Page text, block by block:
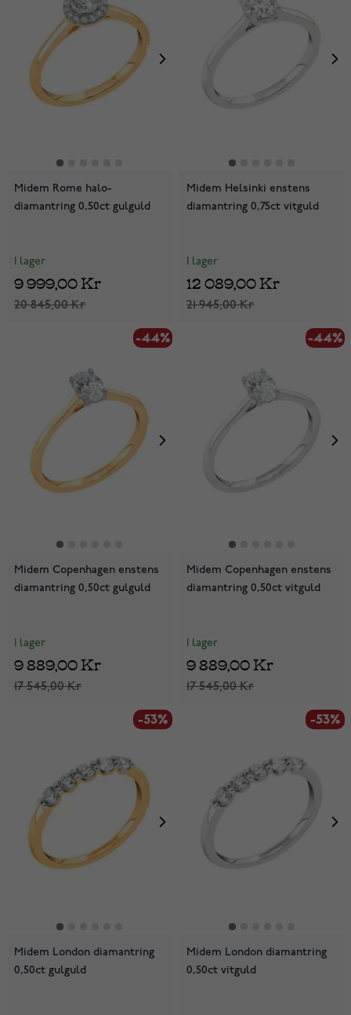
Midem Rome halo-
diamantring 0,50ct gulguld
I lager
20 845,00 Kr
9 999,00 Kr
Midem Helsinki enstens
diamantring 0,75ct vitguld
I lager
21 945,00 Kr
12 089,00 Kr
-44%
Midem Copenhagen enstens
diamantring 0,50ct gulguld
I lager
17 545,00 Kr
9 889,00 Kr
-44%
Midem Copenhagen enstens
diamantring 0,50ct vitguld
I lager
17 545,00 Kr
9 889,00 Kr
-53%
Midem London diamantring
0,50ct gulguld
-53%
Midem London diamantring
0,50ct vitguld